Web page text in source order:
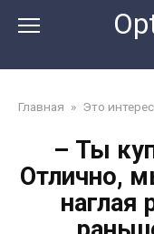
Главная » Это
– Ты
Отлично,
наглая